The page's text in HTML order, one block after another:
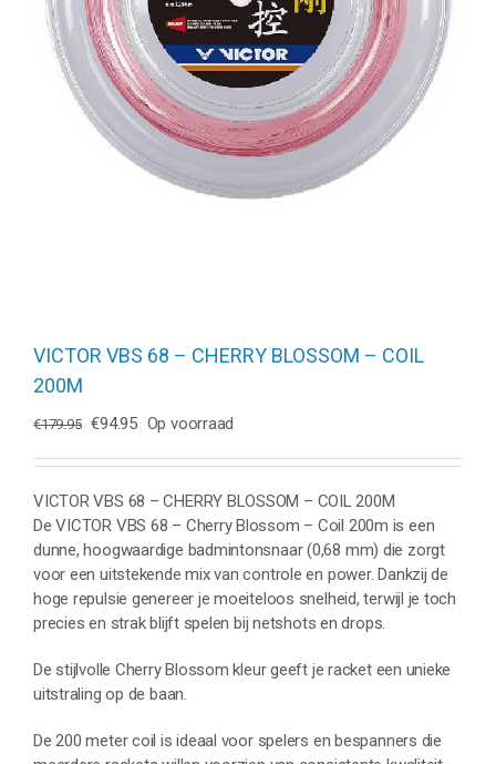
VICTOR VBS 68 – CHERRY BLOSSOM – COIL
200M
€179.95 Oorspronkelijke
was:
€179.95.
€94.95Huidige
is:
€94.95.
Op voorraad
VICTOR VBS 68 – CHERRY BLOSSOM – COIL 200M
De VICTOR VBS 68 – Cherry Blossom – Coil 200m is een
dunne, hoogwaardige badmintonsnaar (0,68 mm) die zorgt
voor een uitstekende mix van controle en power. Dankzij de
hoge repulsie genereer je moeiteloos snelheid, terwijl je toch
precies en strak blijft spelen bij netshots en drops.
De stijlvolle Cherry Blossom kleur geeft je racket een unieke
uitstraling op de baan.
De 200 meter coil is ideaal voor spelers en bespanners die